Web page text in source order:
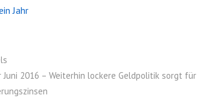
Juni 2016 – Weiterhin lockere Geldpolitik sorgt für